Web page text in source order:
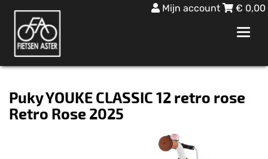
Mijn account € 0,00
Puky YOUKE CLASSIC 12 retro rose
Retro Rose 2025